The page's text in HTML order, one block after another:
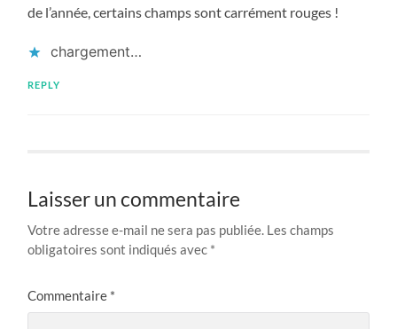
de l’année, certains champs sont carrément rouges !
chargement…
REPLY
Laisser un commentaire
Votre adresse e-mail ne sera pas publiée. Les champs
obligatoires sont indiqués avec *
Commentaire *